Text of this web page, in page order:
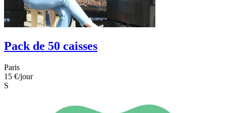
Pack de 50 caisses
Paris
15 €/jour
S